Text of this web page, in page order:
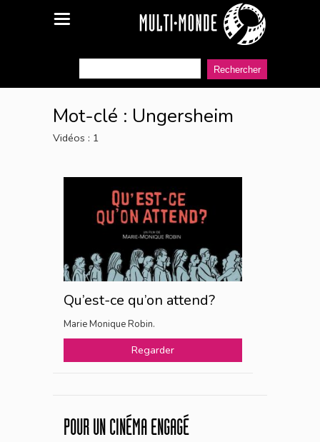
Mot-clé : Ungersheim
Vidéos : 1
Qu’est-ce qu’on attend?
Marie Monique Robin.
Regarder
POUR UN CINÉMA ENGAGÉ